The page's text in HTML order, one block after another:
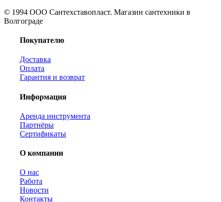
© 1994 ООО Сантехставопласт. Магазин сантехники в
Волгограде
Покупателю
Доставка
Оплата
Гарантия и возврат
Информация
Аренда инструмента
Партнёры
Сертификаты
О компании
О нас
Работа
Новости
Контакты